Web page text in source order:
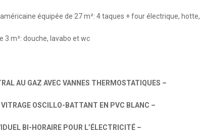
américaine équipée de 27 m²: 4 taques + four électrique,
3 m²: douche, lavabo et wc
AU GAZ AVEC VANNES THERMOSTATIQUES –
OSCILLO-BATTANT EN PVC BLANC –
BI-HORAIRE POUR L’ÉLECTRICITÉ –